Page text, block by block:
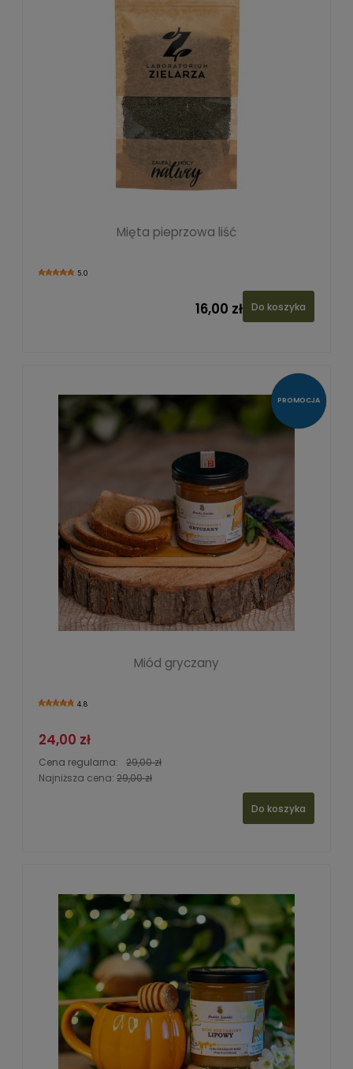
Mięta pieprzowa liść
5.0
16,00 zł Do koszyka
Miód gryczany
4.8
24,00 zł
Cena regularna:
29,00 zł
Najniższa cena: 29,00 zł
Do koszyka
PROMOCJA